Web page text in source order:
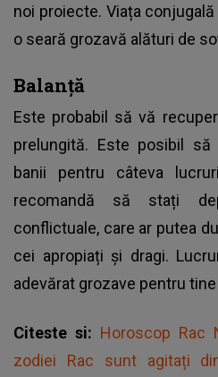
noi proiecte. Viața
o seară grozavă alături de
Balanță
Este probabil să vă
prelungită. Este posibil
banii pentru câteva
recomandă să stați
conflictuale, care ar putea
cei apropiați și dragi.
adevărat grozave pentru
Citeste si: Horoscop Rac
zodiei Rac sunt agitați